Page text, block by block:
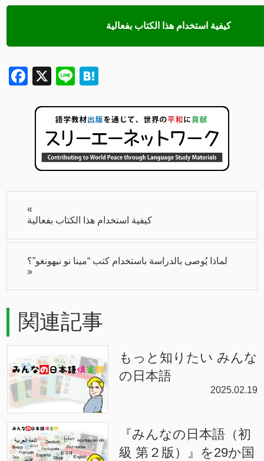
كيفية استخدام هذا الكتاب بفعالية
Facebook
X Line
«
كيفية استخدام هذا الكتاب بفعالية
لماذا يُوصى بالدراسة باستخدام كتب “مينا نو نيهونغو”؟
»
関連記事
もっと知りたい みんな
の日本語
2025.02.19
『みんなの日本語（初
級 第２版）』を29か国